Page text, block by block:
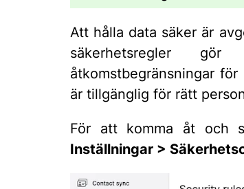
Att hålla data säker är
säkerhetsregler
åtkomstbegränsningar
är tillgänglig för rätt
För att komma åt och
Inställningar >